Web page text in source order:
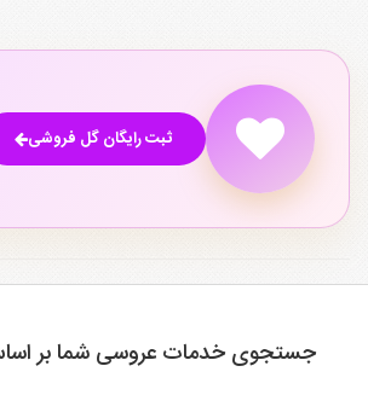
ثبت رایگان گل فروشی
جستجوی خدمات عروسی شما بر